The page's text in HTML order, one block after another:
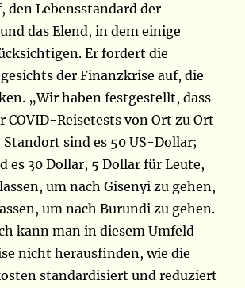
den Lebensstandard der
das Elend, in dem einige
Er fordert die
der Finanzkrise auf, die
„Wir haben festgestellt, dass
COVID-Reisetests von Ort zu Ort
Standort sind es 50 US-Dollar;
es 30 Dollar, 5 Dollar für Leute,
um nach Gisenyi zu gehen,
um nach Burundi zu gehen.
kann man in diesem Umfeld
nicht herausfinden, wie die
standardisiert und reduziert